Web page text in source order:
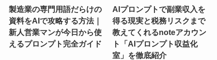
製造業の専門用語だらけの
資料をAIで攻略する方法｜
新人営業マンが今日から使
えるプロンプト完全ガイド
AIプロンプトで副業収入を
得る現実と税務リスクまで
教えてくれるnoteアカウン
ト「AIプロンプト収益化
室」を徹底紹介